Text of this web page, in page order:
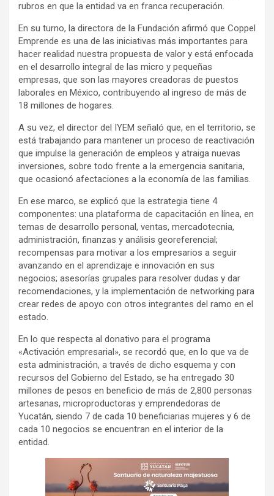
rubros en que la entidad va en franca recuperación.
En su turno, la directora de la Fundación afirmó que Coppel
Emprende es una de las iniciativas más importantes para
hacer realidad nuestra propuesta de valor y está enfocada
en el desarrollo integral de las micro y pequeñas
empresas, que son las mayores creadoras de puestos
laborales en México, contribuyendo al ingreso de más de
18 millones de hogares.
A su vez, el director del IYEM señaló que, en el territorio, se
está trabajando para mantener un proceso de reactivación
que impulse la generación de empleos y atraiga nuevas
inversiones, sobre todo frente a la emergencia sanitaria,
que ocasionó afectaciones a la economía de las familias.
En ese marco, se explicó que la estrategia tiene 4
componentes: una plataforma de capacitación en línea, en
temas de desarrollo personal, ventas, mercadotecnia,
administración, finanzas y análisis georeferencial;
recompensas para motivar a los empresarios a seguir
avanzando en el aprendizaje e innovación en sus
negocios; asesorías grupales para resolver dudas y dar
recomendaciones, y la implementación de networking para
crear redes de apoyo con otros integrantes del ramo en el
estado.
En lo que respecta al donativo para el programa
«Activación empresarial», se recordó que, en lo que va de
esta administración, a través de dicho esquema y con
recursos del Gobierno del Estado, se ha entregado 30
millones de pesos en beneficio de más de 2,800 personas
artesanas, microproductoras y emprendedoras de
Yucatán, siendo 7 de cada 10 beneficiarias mujeres y 6 de
cada 10 negocios se encuentran en el interior de la
entidad.